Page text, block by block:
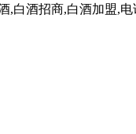
白酒招商,白酒加盟,电